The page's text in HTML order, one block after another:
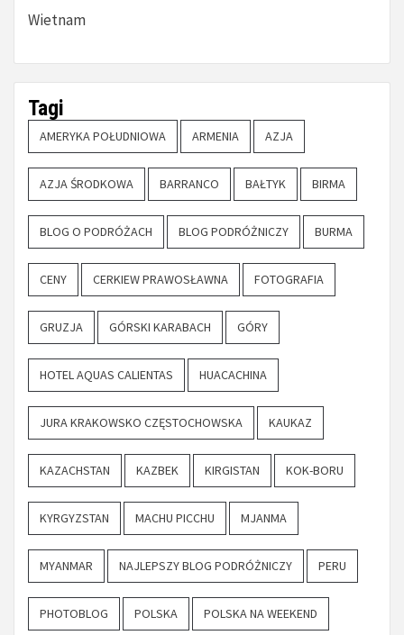
Wietnam
Tagi
AMERYKA POŁUDNIOWA ARMENIA AZJA
AZJA ŚRODKOWA BARRANCO BAŁTYK BIRMA
BLOG O PODRÓŻACH BLOG PODRÓŻNICZY BURMA
CENY CERKIEW PRAWOSŁAWNA FOTOGRAFIA
GRUZJA GÓRSKI KARABACH GÓRY
HOTEL AQUAS CALIENTAS HUACACHINA
JURA KRAKOWSKO CZĘSTOCHOWSKA KAUKAZ
KAZACHSTAN KAZBEK KIRGISTAN KOK-BORU
KYRGYZSTAN MACHU PICCHU MJANMA
MYANMAR NAJLEPSZY BLOG PODRÓŻNICZY PERU
PHOTOBLOG POLSKA POLSKA NA WEEKEND